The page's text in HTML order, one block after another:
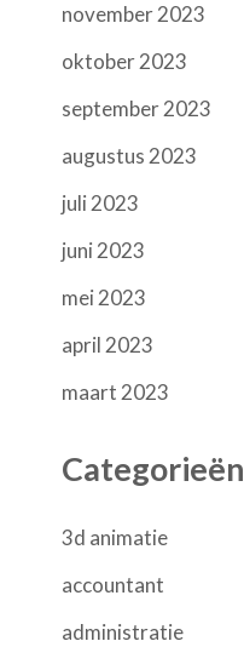
november 2023
oktober 2023
september 2023
augustus 2023
juli 2023
juni 2023
mei 2023
april 2023
maart 2023
Categorieën
3d animatie
accountant
administratie